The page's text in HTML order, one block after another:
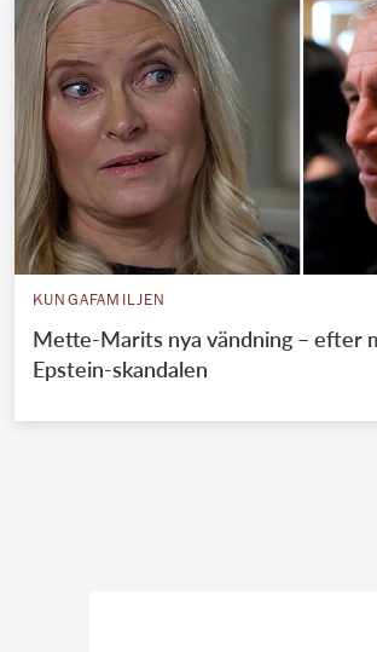
KUNGAFAMILJEN
Mette-Marits nya vändning – efter
Epstein-skandalen